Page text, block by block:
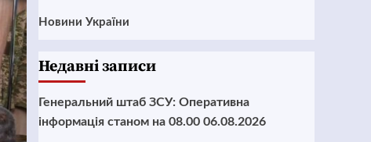
Новини України
Недавні записи
Генеральний штаб ЗСУ: Оперативна
інформація станом на 08.00 06.08.2026